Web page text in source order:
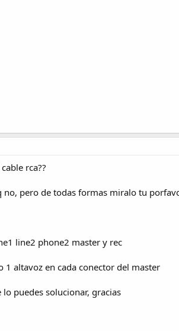
rca??
pero de todas formas miralo tu
line2 phone2 master y rec
altavoz en cada conector del master
puedes solucionar, gracias